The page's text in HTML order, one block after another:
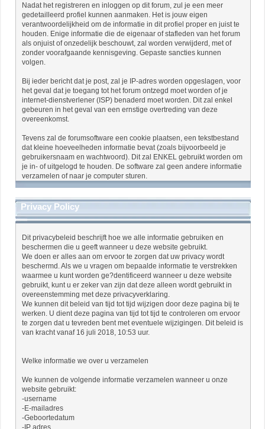
Nadat het registreren en inloggen op dit forum, zul je een meer
gedetailleerd profiel kunnen aanmaken. Het is jouw eigen
verantwoordelijkheid om de informatie in dit profiel proper en juist te
houden. Enige informatie die de eigenaar of stafleden van het forum
als onjuist of onzedelijk beschouwt, zal worden verwijderd, met of
zonder voorafgaande kennisgeving. Gepaste sancties kunnen
volgen.
Bij ieder bericht dat je post, zal je IP-adres worden opgeslagen, voor
het geval dat je toegang tot het forum ontzegd moet worden of je
internet-dienstverlener (ISP) benaderd moet worden. Dit zal enkel
gebeuren in het geval van een ernstige overtreding van deze
overeenkomst.
Tevens zal de forumsoftware een cookie plaatsen, een tekstbestand
dat kleine hoeveelheden informatie bevat (zoals bijvoorbeeld je
gebruikersnaam en wachtwoord). Dit zal ENKEL gebruikt worden om
je in- of uitgelogd te houden. De software zal geen andere informatie
verzamelen of naar je computer sturen.
Privacy Policy
Dit privacybeleid beschrijft hoe we alle informatie gebruiken en
beschermen die u geeft wanneer u deze website gebruikt.
We doen er alles aan om ervoor te zorgen dat uw privacy wordt
beschermd. Als we u vragen om bepaalde informatie te verstrekken
waarmee u kunt worden ge?dentificeerd wanneer u deze website
gebruikt, kunt u er zeker van zijn dat deze alleen wordt gebruikt in
overeenstemming met deze privacyverklaring.
We kunnen dit beleid van tijd tot tijd wijzigen door deze pagina bij te
werken. U dient deze pagina van tijd tot tijd te controleren om ervoor
te zorgen dat u tevreden bent met eventuele wijzigingen. Dit beleid is
van kracht vanaf 16 juli 2018, 10:53 uur.
Welke informatie we over u verzamelen
We kunnen de volgende informatie verzamelen wanneer u onze
website gebruikt:
-username
-E-mailadres
-Geboortedatum
-IP adres